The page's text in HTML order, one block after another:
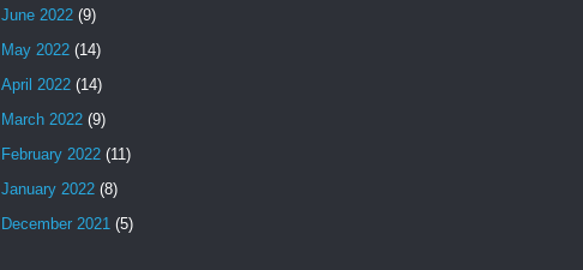
June 2022 (9)
May 2022 (14)
April 2022 (14)
March 2022 (9)
February 2022 (11)
January 2022 (8)
December 2021 (5)